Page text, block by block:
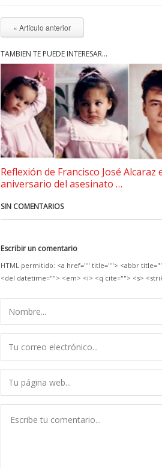
« Artículo anterior
TAMBIÉN TE PUEDE INTERESAR...
Reflexión de Francisco José Alcaraz
aniversario del asesinato …
SIN COMENTARIOS
Escribir un comentario
HTML permitido: <a href="" title=""> <abbr
<del datetime=""> <em> <i> <q cite=""> <s>